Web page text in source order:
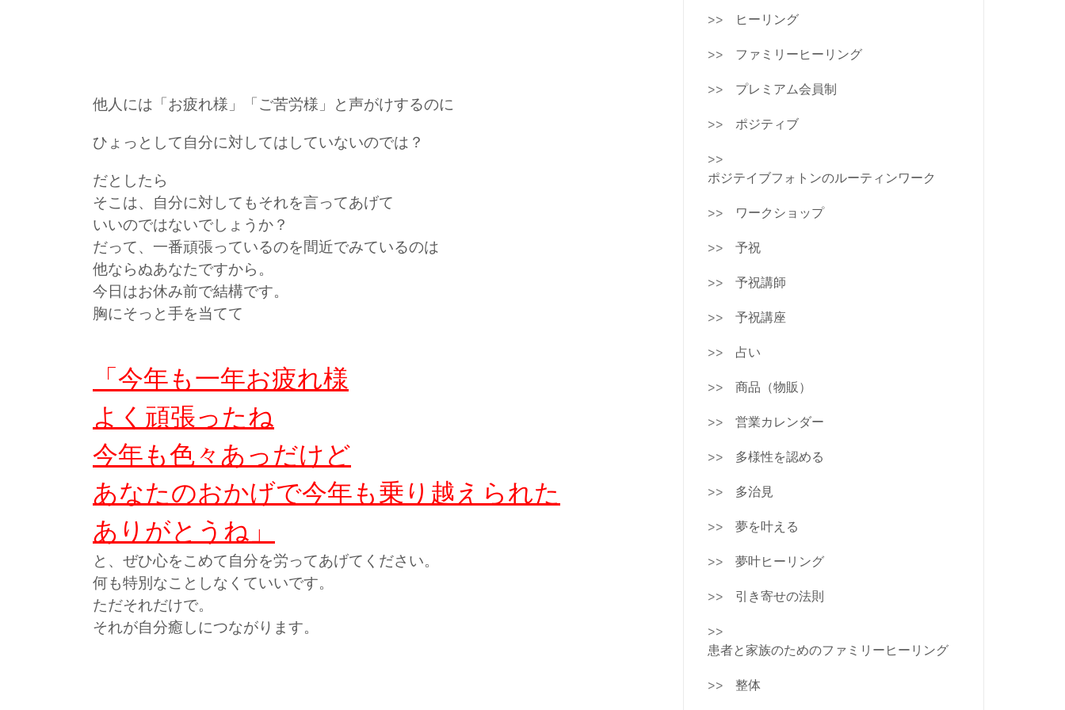
他人には「お疲れ様」「ご苦労様」と声がけするのに
ひょっとして自分に対してはしていないのでは？
だとしたら
そこは、自分に対してもそれを言ってあげて
いいのではないでしょうか？
だって、一番頑張っているのを間近でみているのは
他ならぬあなたですから。
今日はお休み前で結構です。
胸にそっと手を当てて
「今年も一年お疲れ様
よく頑張ったね
今年も色々あっだけど
あなたのおかげで今年も乗り越えられた
ありがとうね」
と、ぜひ心をこめて自分を労ってあげてください。
何も特別なことしなくていいです。
ただそれだけで。
それが自分癒しにつながります。
ヒーリング
ファミリーヒーリング
プレミアム会員制
ポジティブ
ポジテイブフォトンのルーティンワーク
ワークショップ
予祝
予祝講師
予祝講座
占い
商品（物販）
営業カレンダー
多様性を認める
多治見
夢を叶える
夢叶ヒーリング
引き寄せの法則
患者と家族のためのファミリーヒーリング
整体